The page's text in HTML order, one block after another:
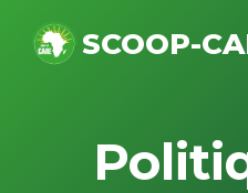
SCOOP-